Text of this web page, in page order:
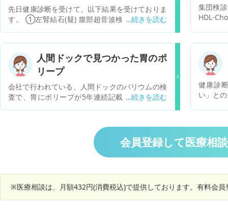
先日健康診断を受けて、以下結果を受けておりま
す。 ①左腎結石(疑) 腹部超音波検査で異常所見
さい。 ②今回は心配ありません。次回の健診で
変化を確認してください。 気が気ではありませ
ん。 健診も次回一年後なのですが、ガンのリスク
て精密検査受けた方がいいでしょうか？ ②行く
場合、どこの診療科がベストでしょうか？
集団検
HDL-
人間ドックで見つかった胃のポ
リープ
会社で行われている、人間ドックのバリウムの検
査で、胃にポリープが5年連続記載されています
てもらった方がよいでしょうか。
健康診
い」と
会員登録して医療相
※医療相談は、月額432円(消費税込)で提供しております。有料会